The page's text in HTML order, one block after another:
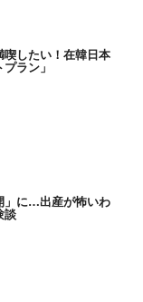
したい！在韓日本
ラン」
」に…出産が怖いわ
談